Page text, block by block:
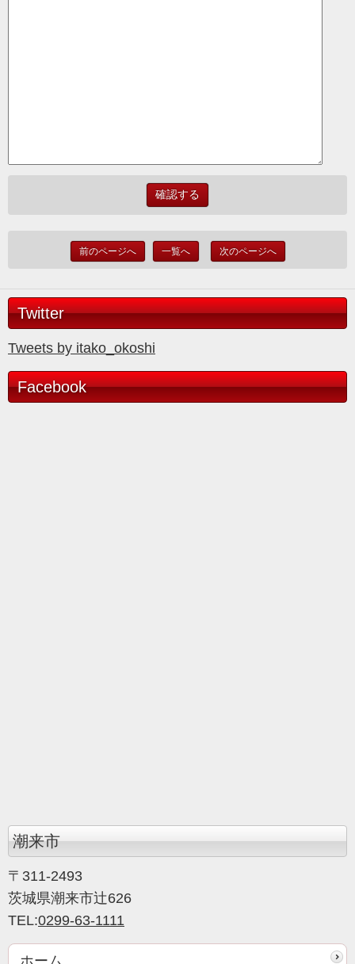
前のページへ 一覧へ 次のページへ
Twitter
Tweets by itako_okoshi
Facebook
潮来市
〒311-2493
茨城県潮来市辻626
TEL:0299-63-1111